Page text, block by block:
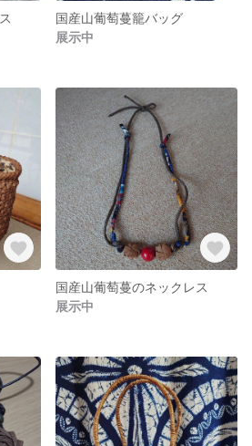
国産山葡萄蔓籠バッグ
展示中
国産山葡萄蔓のネックレス
展示中